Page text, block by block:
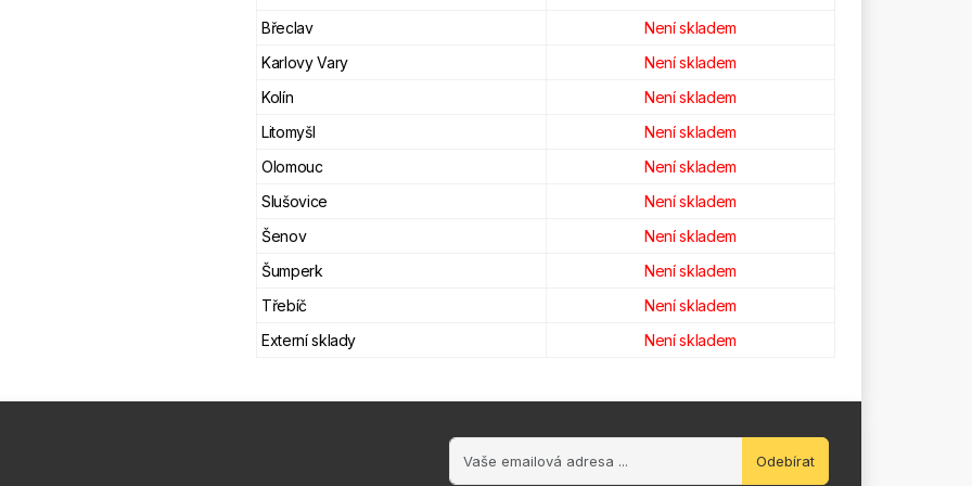
Břeclav
Není skladem
Karlovy Vary
Není skladem
Kolín
Není skladem
Litomyšl
Není skladem
Olomouc
Není skladem
Slušovice
Není skladem
Šenov
Není skladem
Šumperk
Není skladem
Třebíč
Není skladem
Externí sklady
Není skladem
Odebírat